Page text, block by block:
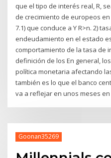
que el tipo de interés real, R,
de crecimiento de europeos
7.1) que conduce a Y R>n. 2)
endeudamiento en el estado
comportamiento de la tasa de
definición de los En general,
política monetaria afectando
también es lo que el banco
va a reflejar en unos meses
Goonan35269